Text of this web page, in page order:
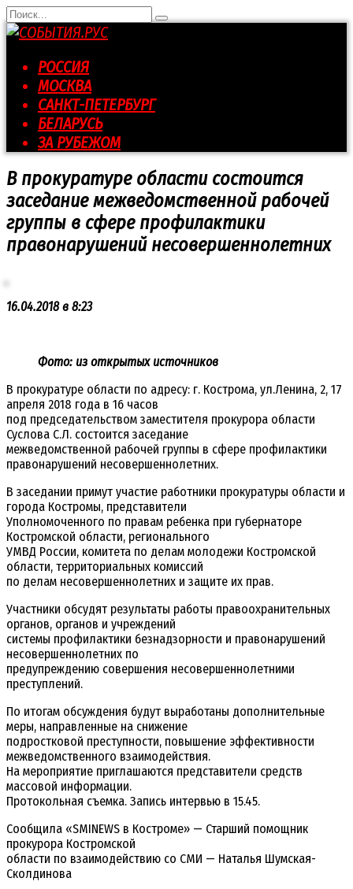
Перейти
к
контенту
Search
for:
РОССИЯ
МОСКВА
САНКТ-ПЕТЕРБУРГ
БЕЛАРУСЬ
ЗА РУБЕЖОМ
В прокуратуре области состоится
заседание межведомственной рабочей
группы в сфере профилактики
правонарушений несовершеннолетних
16.04.2018 в 8:23
Фото: из открытых источников
В прокуратуре области по адресу: г. Кострома, ул.Ленина, 2, 17
апреля 2018 года в 16 часов
под председательством заместителя прокурора области
Суслова С.Л. состоится заседание
межведомственной рабочей группы в сфере профилактики
правонарушений несовершеннолетних.
В заседании примут участие работники прокуратуры области и
города Костромы, представители
Уполномоченного по правам ребенка при губернаторе
Костромской области, регионального
УМВД России, комитета по делам молодежи Костромской
области, территориальных комиссий
по делам несовершеннолетних и защите их прав.
Участники обсудят результаты работы правоохранительных
органов, органов и учреждений
системы профилактики безнадзорности и правонарушений
несовершеннолетних по
предупреждению совершения несовершеннолетними
преступлений.
По итогам обсуждения будут выработаны дополнительные
меры, направленные на снижение
подростковой преступности, повышение эффективности
межведомственного взаимодействия.
На мероприятие приглашаются представители средств
массовой информации.
Протокольная съемка. Запись интервью в 15.45.
Сообщила «SMINEWS в Костроме» — Старший помощник
прокурора Костромской
области по взаимодействию со СМИ — Наталья Шумская-
Сколдинова